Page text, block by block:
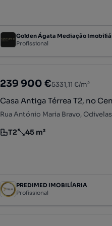
Golden Ágata Mediação
Profissional
239 900 €5331,11 €/m²
Casa Antiga Térrea T2, no
Rua António Maria Bravo,
Tipologia
T2
Preço por metro quadrado
45 m²
PREDIMED IMOBILÍARIA
Profissional